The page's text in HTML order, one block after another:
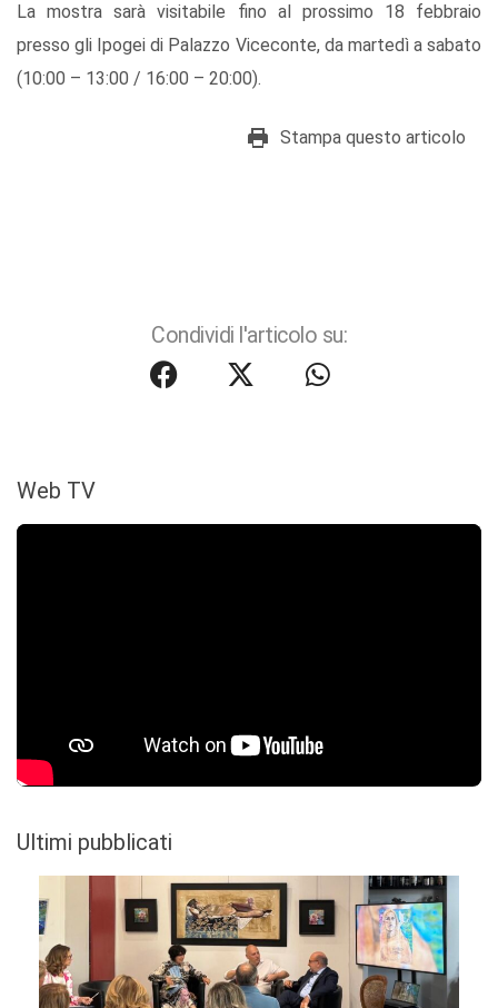
La mostra sarà visitabile fino al prossimo 18 febbraio
presso gli Ipogei di Palazzo Viceconte, da martedì a sabato
(10:00 – 13:00 / 16:00 – 20:00).
Stampa questo articolo
Condividi l'articolo su:
Web TV
Ultimi pubblicati